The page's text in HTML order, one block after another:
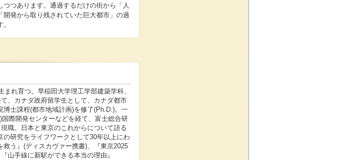
つあります。通過するだけの街から「人
発から取り残されていた巨大都市」の過
れ育つ。早稲田大学理工学部建築学科、
、カナダ政府留学生として、カナダ都市
士課程(都市地域計画)を修了(Ph.D.)。一
際開発センターなどを経て、富士総合研
職。日本と東京のこれからについて語る
研究をライフワークとして30年以上にわ
う』(ディスカヴァー携書)、『東京2025
山手線に新駅ができる本当の理由』